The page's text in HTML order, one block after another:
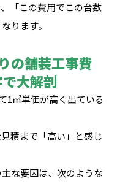
「この費用でこの台数
ります。
の舗装工事費
大解剖
1㎡単価が高く出ている
積まで「高い」と感じ
な要因は、次のような